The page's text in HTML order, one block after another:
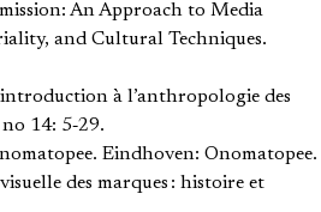
An Approach to Media
and Cultural Techniques.
à l’anthropologie des
14: 5‑29.
Eindhoven: Onomatopee.
des marques : histoire et